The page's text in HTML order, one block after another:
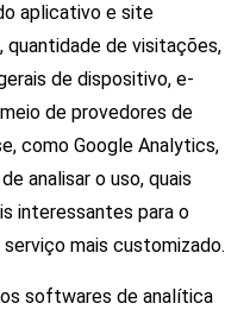
aplicativo e site
quantidade de visitações,
de dispositivo, e-
de provedores de
como Google Analytics,
analisar o uso, quais
interessantes para o
mais customizado.
softwares de analítica